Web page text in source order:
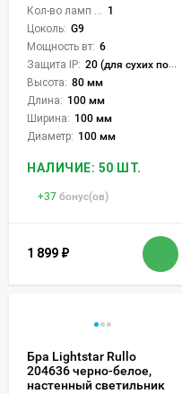
1
Цоколь: G9
Мощность вт: 6
Защита IP: 20 (для сухих пом.)
Высота: 80 мм
Длина: 100 мм
Ширина: 100 мм
Диаметр: 100 мм
НАЛИЧИЕ: 50 ШТ.
+37 бонус(ов)
1 899 ₽
Бра Lightstar Rullo
204636 черно-белое,
настенный светильник